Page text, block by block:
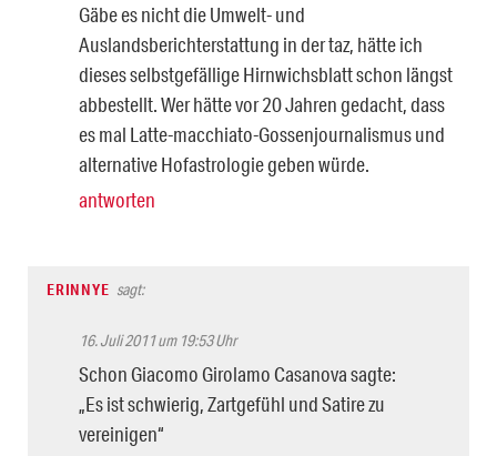
Gäbe es nicht die Umwelt- und
Auslandsberichterstattung in der taz, hätte ich
dieses selbstgefällige Hirnwichsblatt schon längst
abbestellt. Wer hätte vor 20 Jahren gedacht, dass
es mal Latte-macchiato-Gossenjournalismus und
alternative Hofastrologie geben würde.
antworten
ERINNYE sagt:
16. Juli 2011 um 19:53 Uhr
Schon Giacomo Girolamo Casanova sagte:
„Es ist schwierig, Zartgefühl und Satire zu
vereinigen“